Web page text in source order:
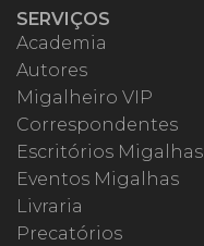
SERVIÇOS
Academia
Autores
Migalheiro VIP
Correspondentes
Escritórios Migalhas
Eventos Migalhas
Livraria
Precatórios